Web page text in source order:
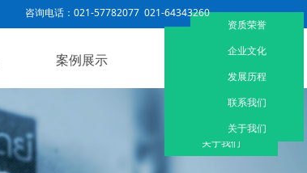
案例展示
咨询电话：021-57782077 021-64343260
关于我们
资质荣誉
企业文化
发展历程
联系我们
关于我们